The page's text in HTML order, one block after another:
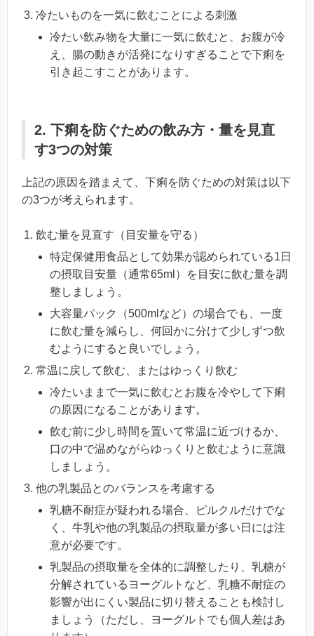
冷たいものを一気に飲むことによる刺激
冷たい飲み物を大量に一気に飲むと、お腹が冷
え、腸の動きが活発になりすぎることで下痢を
引き起こすことがあります。
2. 下痢を防ぐための飲み方・量を見直
す3つの対策
上記の原因を踏まえて、下痢を防ぐための対策は以下
の3つが考えられます。
飲む量を見直す（目安量を守る）
特定保健用食品として効果が認められている1日
の摂取目安量（通常65ml）を目安に飲む量を調
整しましょう。
大容量パック（500mlなど）の場合でも、一度
に飲む量を減らし、何回かに分けて少しずつ飲
むようにすると良いでしょう。
常温に戻して飲む、またはゆっくり飲む
冷たいままで一気に飲むとお腹を冷やして下痢
の原因になることがあります。
飲む前に少し時間を置いて常温に近づけるか、
口の中で温めながらゆっくりと飲むように意識
しましょう。
他の乳製品とのバランスを考慮する
乳糖不耐症が疑われる場合、ピルクルだけでな
く、牛乳や他の乳製品の摂取量が多い日には注
意が必要です。
乳製品の摂取量を全体的に調整したり、乳糖が
分解されているヨーグルトなど、乳糖不耐症の
影響が出にくい製品に切り替えることも検討し
ましょう（ただし、ヨーグルトでも個人差はあ